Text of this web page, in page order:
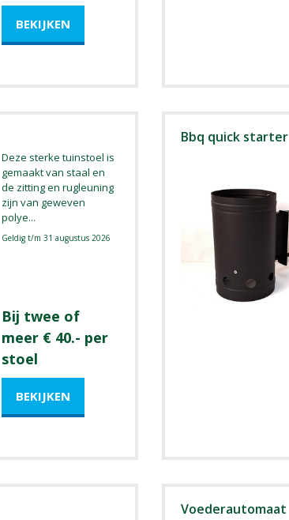
Deze sterke tuinstoel is
gemaakt van staal en
de zitting en rugleuning
zijn van geweven
polye...
Geldig t/m 31 augustus 2026
Bij twee of
meer € 40.- per
stoel
Bbq quick starter
Voederautomaat